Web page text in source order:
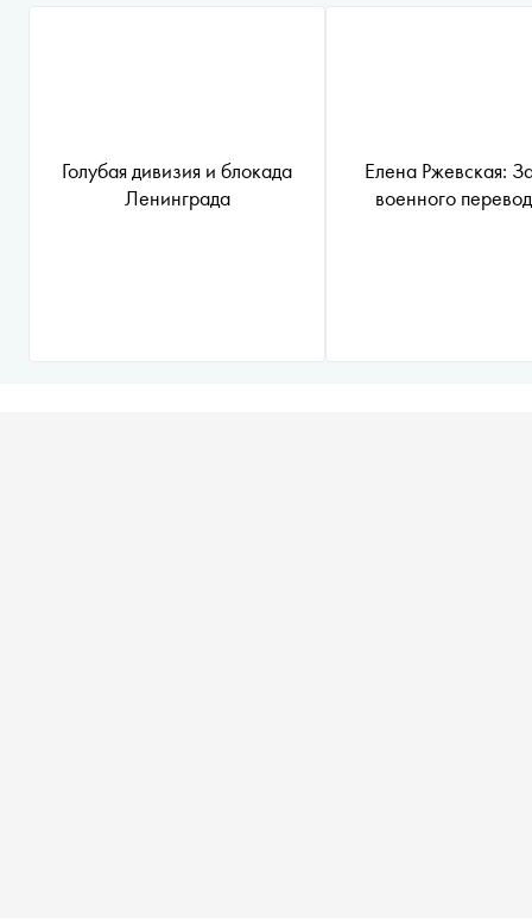
Голубая дивизия и блокада
Ленинграда
Елена Ржевская:
военного